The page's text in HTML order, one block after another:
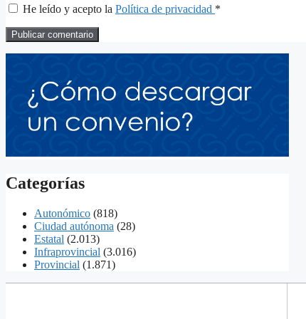
He leído y acepto la Política de privacidad *
Categorías
Autonómico (818)
Ciudad autónoma (28)
Estatal (2.013)
Infraprovincial (3.016)
Provincial (1.871)